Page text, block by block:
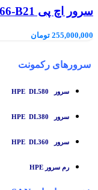
سرور اچ پی DL380 Gen10 826566-B21
255,000,000 تومان
سرورهای رکمونت
سرور HPE DL580
سرور HPE DL380
سرور HPE DL360
رم سرور HPE